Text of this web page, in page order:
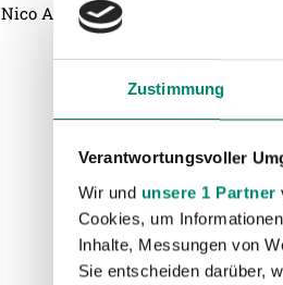
Zustimmung
Verantwortungsvoller
Wir und unsere 1 Partner
Cookies, um
Inhalte, Messungen von
Sie entscheiden darüber,
Nico Antonitsch [Gelb] 75min